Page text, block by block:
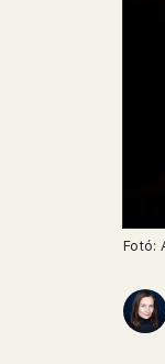
Fotó: